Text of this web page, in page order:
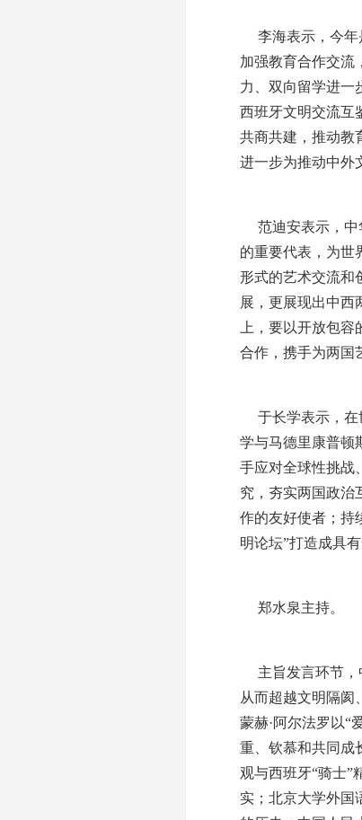
李海表示，今
加强教育合作交流
力、双向留学进一
西班牙文明交流互
共商共建，推动教
进一步为推动中外
范迪安表示，
的重要代表，为世
形式的艺术交流和
展，更展现出中西
上，要以开放包
合作，携手为两国
于长学表示，
学与马德里康普顿
手应对全球性挑战
究，夯实两国政治
作的友好使者；持
明论坛”打造成具
郑水泉主持。
主旨发言环节
从而超越文明隔阂
蒙赫·阿尔法罗以“
重、钦慕和共同成
观与西班牙“骑士”
实；北京大学外国